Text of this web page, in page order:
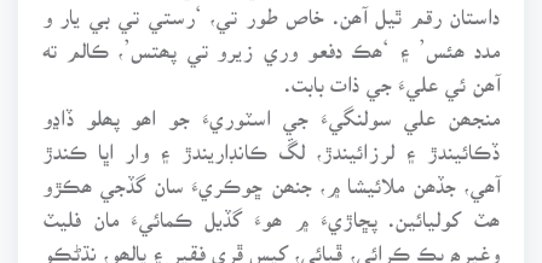
داستان رقم ٿيل آھن. خاص طور تي، ‘رستي تي بي يار و
مدد ھئس’ ۽ ‘ھڪ دفعو وري زيرو تي پھتس’، ڪالم ته
آھن ئي عليءَ جي ذات بابت.
منجھن علي سولنگيءَ جي اسٽوريءَ جو اھو پھلو ڏاڍو
ڏڪائيندڙ ۽ لرزائيندڙ، لڱ ڪانڊاريندڙ ۽ وار اڀا ڪندڙ
آھي، جڏھن ملائيشا ۾، جنھن ڇوڪريءَ سان گڏجي ھڪڙو
ھٽ کوليائين. پڇاڙيءَ ۾ ھوءَ گڏيل ڪمائيءَ مان فليٽ
وغيرھ بڪ ڪرائي، ڦٻائي، کيس ڦري فقير ۽ پالھو، نڌڻڪو